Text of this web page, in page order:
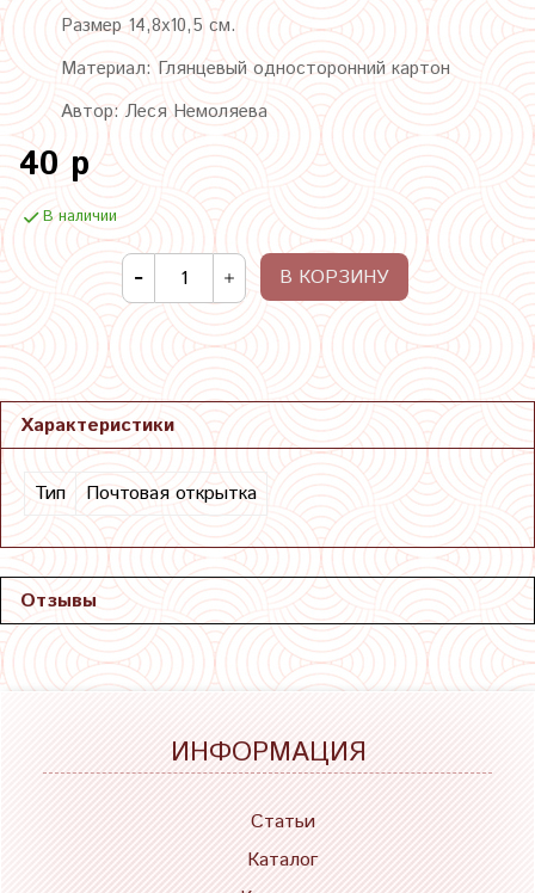
Размер 14,8х10,5 см.
Материал: Глянцевый односторонний картон
Автор: Леся Немоляева
40 р
В наличии
В КОРЗИНУ
Характеристики
Тип Почтовая открытка
Отзывы
ИНФОРМАЦИЯ
Статьи
Каталог